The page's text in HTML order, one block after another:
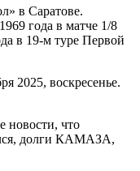
в Саратове.
года в матче 1/8
в 19-м туре Первой
2025, воскресенье.